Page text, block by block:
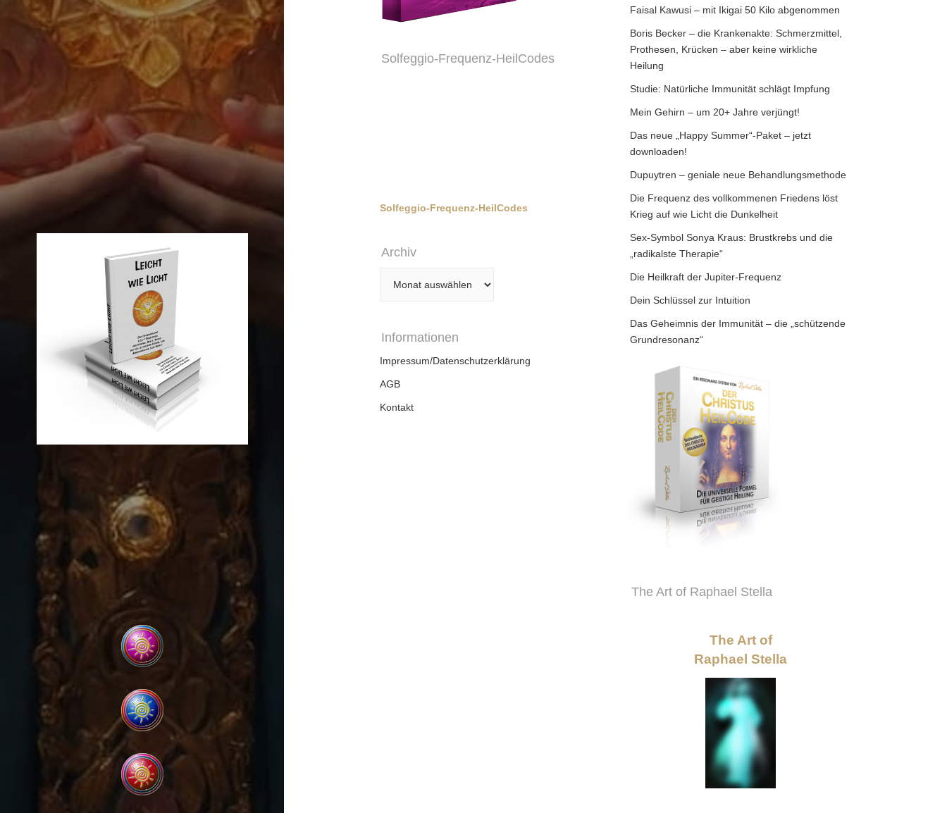
Solfeggio-Frequenz-HeilCodes
Solfeggio-Frequenz-HeilCodes
Archiv
Informationen
Impressum/Datenschutzerklärung
AGB
Kontakt
Faisal Kawusi – mit Ikigai 50 Kilo abgenommen
Boris Becker – die Krankenakte: Schmerzmittel,
Prothesen, Krücken – aber keine wirkliche
Heilung
Studie: Natürliche Immunität schlägt Impfung
Mein Gehirn – um 20+ Jahre verjüngt!
Das neue „Happy Summer“-Paket – jetzt
downloaden!
Dupuytren – geniale neue Behandlungsmethode
Die Frequenz des vollkommenen Friedens löst
Krieg auf wie Licht die Dunkelheit
Sex-Symbol Sonya Kraus: Brustkrebs und die
„radikalste Therapie“
Die Heilkraft der Jupiter-Frequenz
Dein Schlüssel zur Intuition
Das Geheimnis der Immunität – die „schützende
Grundresonanz“
The Art of Raphael Stella
The Art of
Raphael Stella